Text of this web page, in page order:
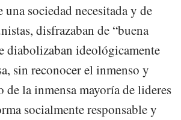
sociedad necesitada y de
disfrazaban de “buena
diabolizaban ideológicamente
sin reconocer el inmenso y
la inmensa mayoría de lideres
socialmente responsable y